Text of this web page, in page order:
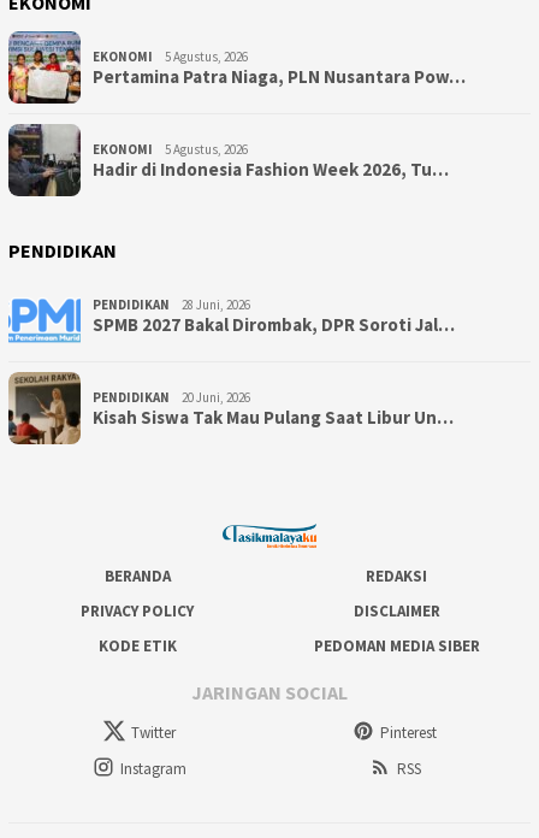
EKONOMI 5 Agustus, 2026
Pertamina Patra Niaga, PLN Nusantara Pow…
EKONOMI 5 Agustus, 2026
Hadir di Indonesia Fashion Week 2026, Tu…
PENDIDIKAN
PENDIDIKAN 28 Juni, 2026
SPMB 2027 Bakal Dirombak, DPR Soroti Jal…
PENDIDIKAN 20 Juni, 2026
Kisah Siswa Tak Mau Pulang Saat Libur Un…
BERANDA
REDAKSI
PRIVACY POLICY
DISCLAIMER
KODE ETIK
PEDOMAN MEDIA SIBER
JARINGAN SOCIAL
Twitter
Pinterest
Instagram
RSS